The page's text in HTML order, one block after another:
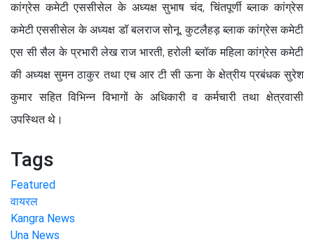
कांग्रेस कमेटी एससीसेल के अध्यक्ष सुभाष चंद, चिंतपूर्णी ब्लाक कांग्रेस
कमेटी एससीसेल के अध्यक्ष डॉ बलराज सोनू, कुटलैहड़ ब्लाक कांग्रेस कमेटी
एस सी सैल के प्रभारी लेख राज भारती, हरोली ब्लॉक महिला कांग्रेस कमेटी
की अध्यक्ष सुमन ठाकुर तथा एच आर टी सी ऊना के क्षेत्रीय प्रबंधक सुरेश
कुमार सहित विभिन्न विभागों के अधिकारी व कर्मचारी तथा क्षेत्रवासी
उपस्थित थे।
Tags
Featured
वायरल
Kangra News
Una News